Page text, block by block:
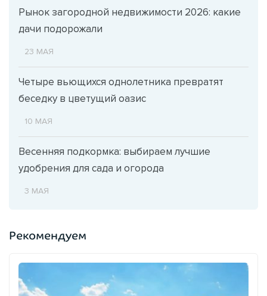
Рынок загородной недвижимости 2026: какие
дачи подорожали
23 МАЯ
Четыре вьющихся однолетника превратят
беседку в цветущий оазис
10 МАЯ
Весенняя подкормка: выбираем лучшие
удобрения для сада и огорода
3 МАЯ
Рекомендуем